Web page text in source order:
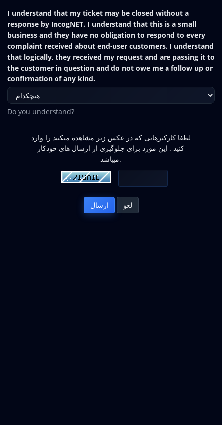
I understand that my ticket may be closed without a
response by IncogNET. I understand that this is a small
business and they have no obligation to respond to every
complaint received about end-user customers. I understand
that logically, they received my request and are passing it to
the customer in question and do not owe me a follow up or
confirmation of any kind.
Do you understand?
لطفا کارکترهایی که در عکس زیر مشاهده میکنید را وارد
کنید . این مورد برای جلوگیری از ارسال های خودکار
میباشد.
لغو